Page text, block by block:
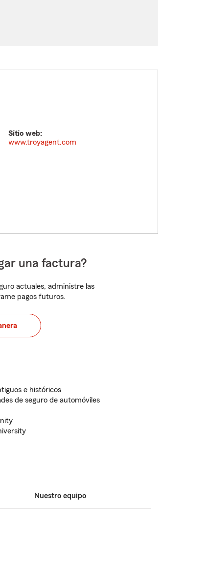
Sitio web:
www.troyagent.com
una factura?
actuales, administre las
pagos futuros.
e históricos
de seguro de automóviles
Nuestro equipo